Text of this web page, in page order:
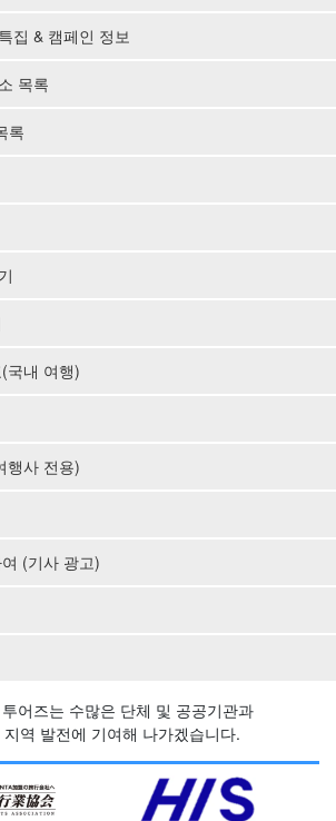
집 & 캠페인 정보
목록
록
국내 여행)
행사 전용)
(기사 광고)
어즈는 수많은 단체 및 공공기관과
역 발전에 기여해 나가겠습니다.